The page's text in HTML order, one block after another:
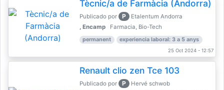
Tècnic/a de Farmàcia (Andorra)
Publicado por P
Etalentum Andorra
, Encamp
Farmacia, Bio-Tech
permanent experiencia laboral: 3 a 5 anys
25 Oct 2024 - 12:57
Renault clio zen Tce 103
Publicado por P
Hervé schwob